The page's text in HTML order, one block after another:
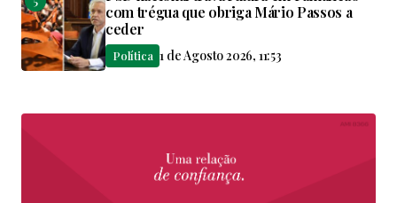
com trégua que obriga Mário Passos a
ceder
Política 1 de Agosto 2026, 11:53